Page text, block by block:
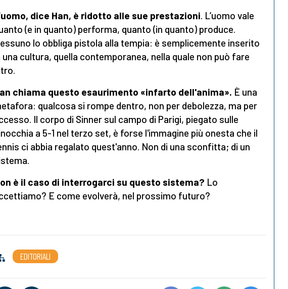
dice Han, è ridotto alle sue prestazioni. L’uomo vale
(e in quanto) performa, quanto (in quanto) produce.
lo obbliga pistola alla tempia: è semplicemente inserito
una cultura, quella contemporanea, nella quale non può fare
chiama questo esaurimento «infarto dell'anima». È una
qualcosa si rompe dentro, non per debolezza, ma per
Il corpo di Sinner sul campo di Parigi, piegato sulle
a 5-1 nel terzo set, è forse l'immagine più onesta che il
ci abbia regalato quest'anno. Non di una sconfitta; di un
è il caso di interrogarci su questo sistema? Lo
E come evolverà, nel prossimo futuro?
EDITORIALI